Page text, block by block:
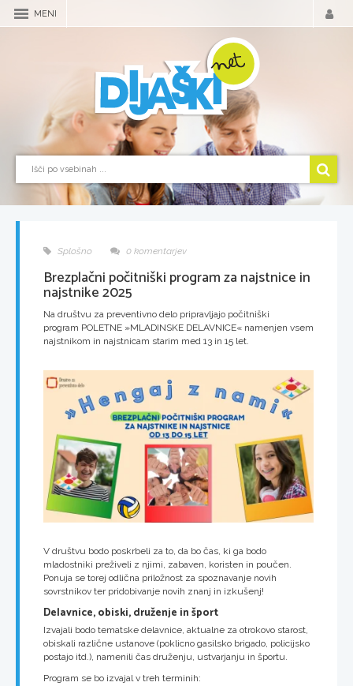
MENI
Splošno 0 komentarjev
Brezplačni počitniški program za najstnice in
najstnike 2025
Na društvu za preventivno delo pripravljajo počitniški
program POLETNE »MLADINSKE DELAVNICE« namenjen vsem
najstnikom in najstnicam starim med 13 in 15 let.
V društvu bodo poskrbeli za to, da bo čas, ki ga bodo
mladostniki preživeli z njimi, zabaven, koristen in poučen.
Ponuja se torej odlična priložnost za spoznavanje novih
sovrstnikov ter pridobivanje novih znanj in izkušenj!
Delavnice, obiski, druženje in šport
Izvajali bodo tematske delavnice, aktualne za otrokovo starost,
obiskali različne ustanove (poklicno gasilsko brigado, policijsko
postajo itd.), namenili čas druženju, ustvarjanju in športu.
Program se bo izvajal v treh terminih: